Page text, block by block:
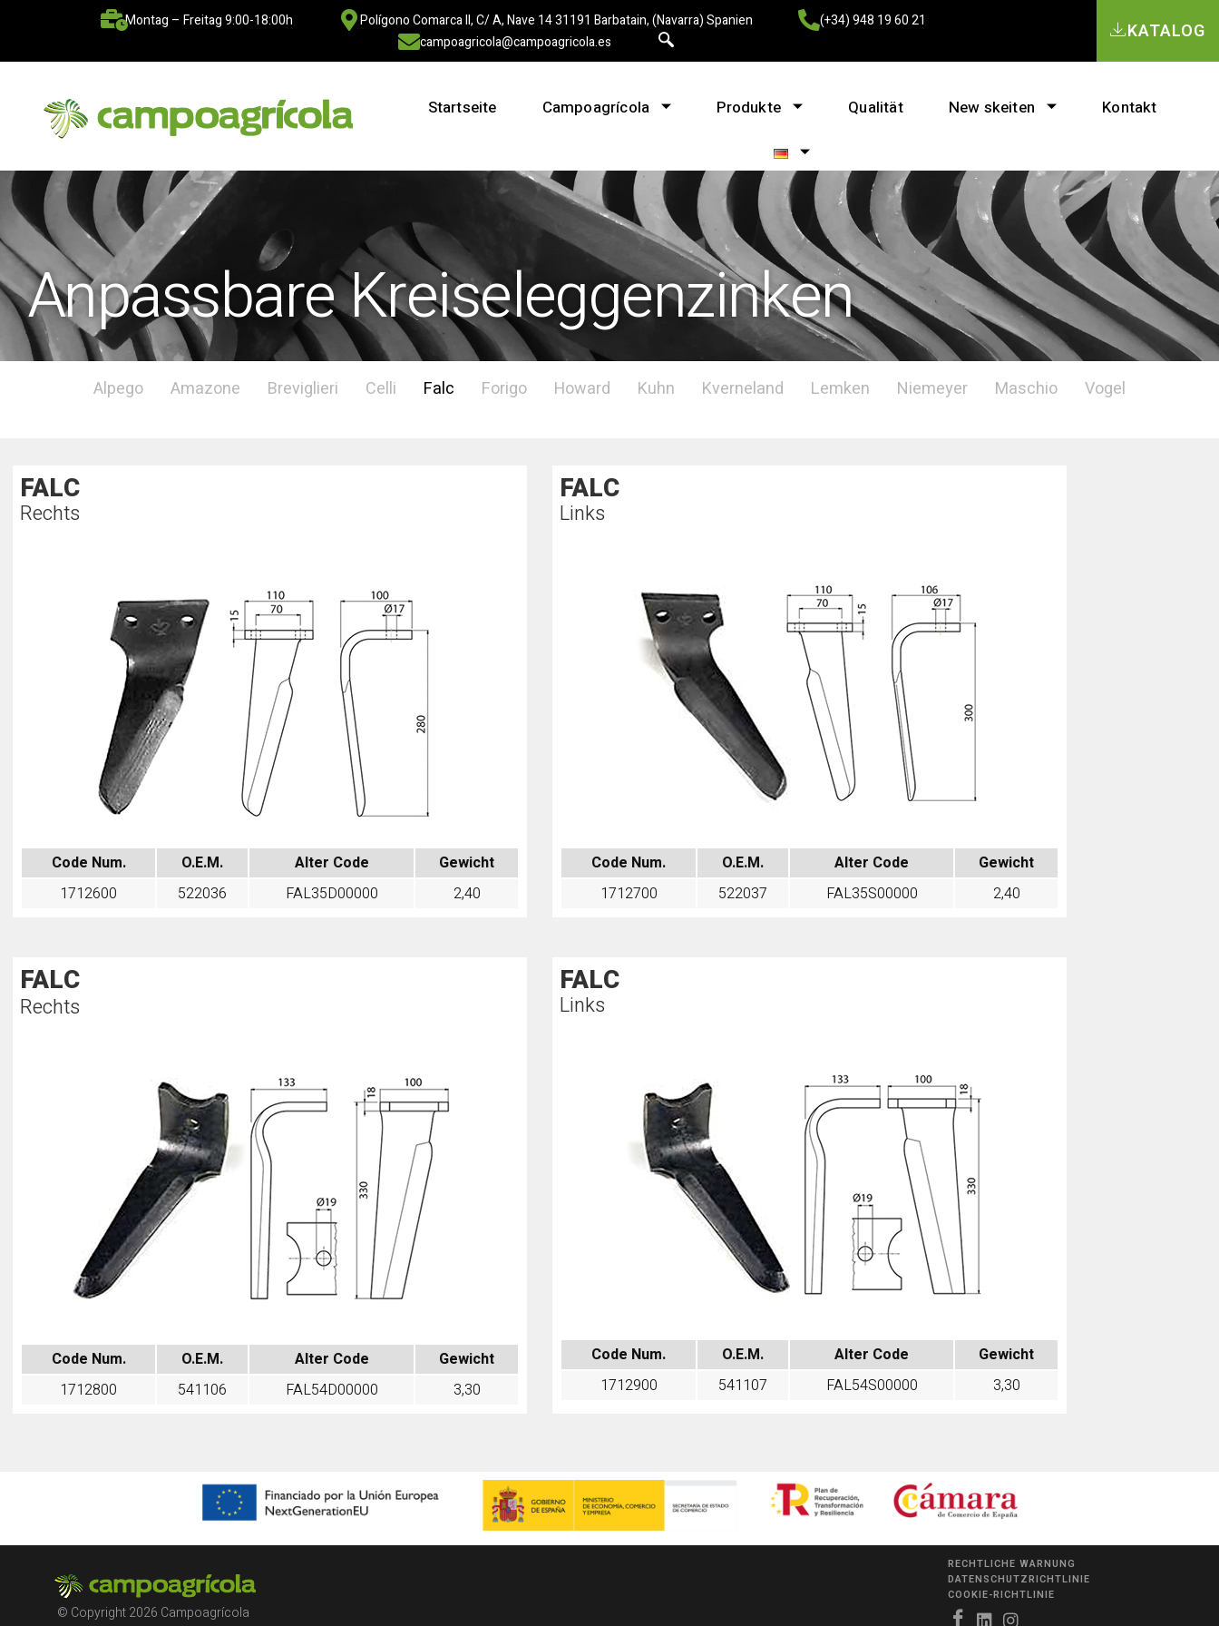
Montag – Freitag 9:00-18:00h Polígono Comarca II, C/ A, Nave 14 31191 Barbatain, (Navarra) Spanien
(+34) 948 19 60 21
campoagricola@campoagricola.es
KATALOG
Startseite Campoagrícola Produkte Qualität New skeiten Kontakt
Anpassbare Kreiseleggenzinken
Alpego Amazone Breviglieri Celli Falc Forigo Howard Kuhn Kverneland Lemken Niemeyer Maschio Vogel
FALC
Rechts
Code Num. O.E.M. Alter Code
Gewicht
1712600
522036 FAL35D00000 2,40
FALC
Links
Code Num. O.E.M. Alter Code
Gewicht
1712700
522037 FAL35S00000 2,40
FALC
Rechts
Code Num. O.E.M. Alter Code
Gewicht
1712800
541106 FAL54D00000 3,30
FALC
Links
Code Num. O.E.M. Alter Code
Gewicht
1712900
541107 FAL54S00000 3,30
© Copyright 2026 Campoagrícola
RECHTLICHE WARNUNG
DATENSCHUTZRICHTLINIE
COOKIE-RICHTLINIE